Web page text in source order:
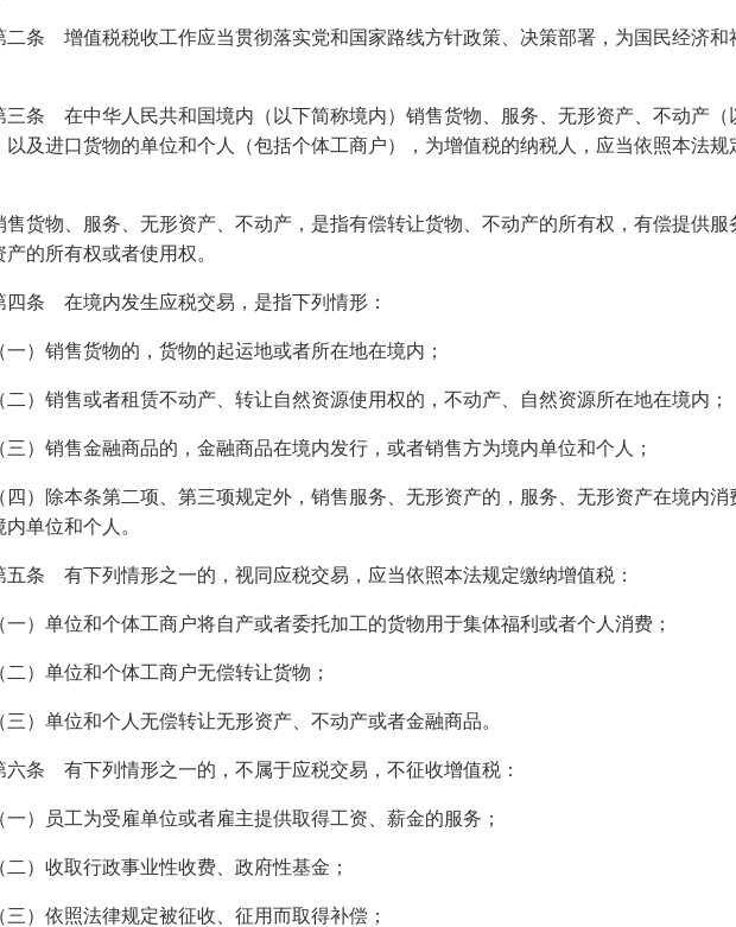
1
二条 增值税税收工作应当贯彻落实党和国家路线方针政策、决策部署，为国民经济和
三条 在中华人民共和国境内（以下简称境内）销售货物、服务、无形资产、不动产（
以及进口货物的单位和个人（包括个体工商户），为增值税的纳税人，应当依照本法规
售货物、服务、无形资产、不动产，是指有偿转让货物、不动产的所有权，有偿提供服
产的所有权或者使用权。
四条 在境内发生应税交易，是指下列情形：
一）销售货物的，货物的起运地或者所在地在境内；
二）销售或者租赁不动产、转让自然资源使用权的，不动产、自然资源所在地在境内；
三）销售金融商品的，金融商品在境内发行，或者销售方为境内单位和个人；
四）除本条第二项、第三项规定外，销售服务、无形资产的，服务、无形资产在境内消
单位和个人。
五条 有下列情形之一的，视同应税交易，应当依照本法规定缴纳增值税：
一）单位和个体工商户将自产或者委托加工的货物用于集体福利或者个人消费；
二）单位和个体工商户无偿转让货物；
三）单位和个人无偿转让无形资产、不动产或者金融商品。
六条 有下列情形之一的，不属于应税交易，不征收增值税：
一）员工为受雇单位或者雇主提供取得工资、薪金的服务；
二）收取行政事业性收费、政府性基金；
三）依照法律规定被征收、征用而取得补偿；